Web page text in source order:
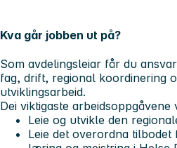
Kva går jobben ut på?
Som avdelingsleiar får du
fag, drift, regional koordinering
utviklingsarbeid.
Dei viktigaste arbeidsoppgåvene
Leie og utvikle den
Leie det overordna